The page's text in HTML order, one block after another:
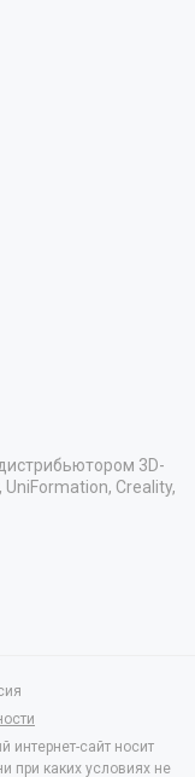
3D-
Creality,
сайт носит
при каких условиях не